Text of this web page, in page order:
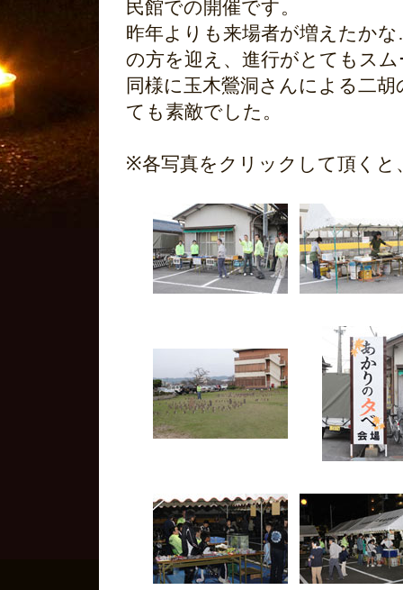
民館での開催です。
昨年よりも来場者が増えたか
の方を迎え、進行がとてもス
同様に玉木鶯洞さんによる二
ても素敵でした。
※各写真をクリックして頂くと